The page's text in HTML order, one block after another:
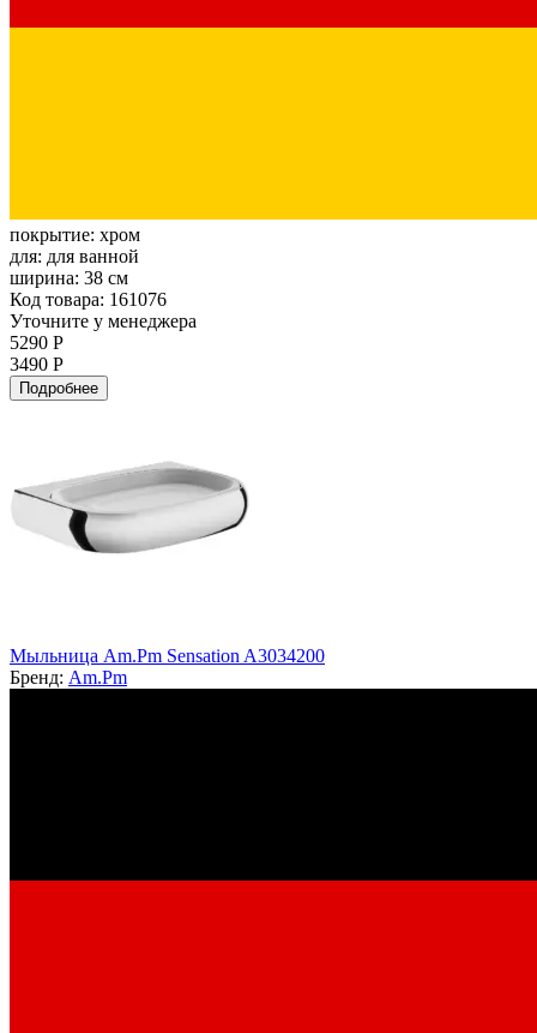
покрытие: хром
для: для ванной
ширина: 38 см
Код товара: 161076
Уточните у менеджера
5290 Р
3490 Р
Подробнее
Мыльница Am.Pm Sensation A3034200
Бренд: Am.Pm